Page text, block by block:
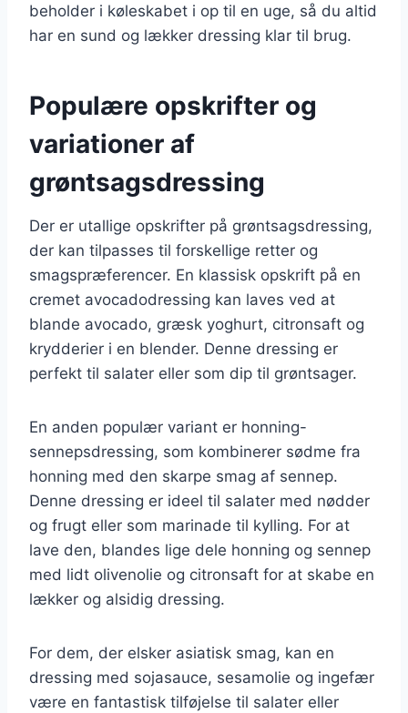
beholder i køleskabet i op til en uge, så du altid
har en sund og lækker dressing klar til brug.
Populære opskrifter og
variationer af
grøntsagsdressing
Der er utallige opskrifter på grøntsagsdressing,
der kan tilpasses til forskellige retter og
smagspræferencer. En klassisk opskrift på en
cremet avocadodressing kan laves ved at
blande avocado, græsk yoghurt, citronsaft og
krydderier i en blender. Denne dressing er
perfekt til salater eller som dip til grøntsager.
En anden populær variant er honning-
sennepsdressing, som kombinerer sødme fra
honning med den skarpe smag af sennep.
Denne dressing er ideel til salater med nødder
og frugt eller som marinade til kylling. For at
lave den, blandes lige dele honning og sennep
med lidt olivenolie og citronsaft for at skabe en
lækker og alsidig dressing.
For dem, der elsker asiatisk smag, kan en
dressing med sojasauce, sesamolie og ingefær
være en fantastisk tilføjelse til salater eller